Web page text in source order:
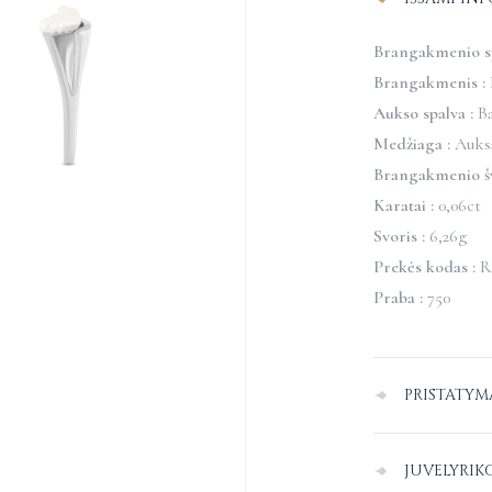
Brangakmenio
Brangakmenis :
Aukso spalva :
Medžiaga :
Brangakmenio
Karatai : 0,06ct
Svoris : 6,26g
Prekės kodas :
Praba : 750